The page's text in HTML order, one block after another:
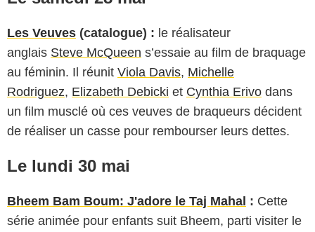
Les Veuves (catalogue) : le réalisateur
anglais Steve McQueen s’essaie au film de braquage
au féminin. Il réunit Viola Davis, Michelle
Rodriguez, Elizabeth Debicki et Cynthia Erivo dans
un film musclé où ces veuves de braqueurs décident
de réaliser un casse pour rembourser leurs dettes.
Le lundi 30 mai
Bheem Bam Boum: J'adore le Taj Mahal : Cette
série animée pour enfants suit Bheem, parti visiter le